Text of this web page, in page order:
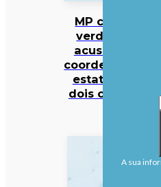
MP cabo-
verdiano
acusa ex-
coordenador
estatal de
dois crimes
A sua